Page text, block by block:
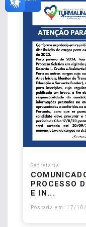
Secretaria:
PROCESSO
E IN...
Postada em: 17/